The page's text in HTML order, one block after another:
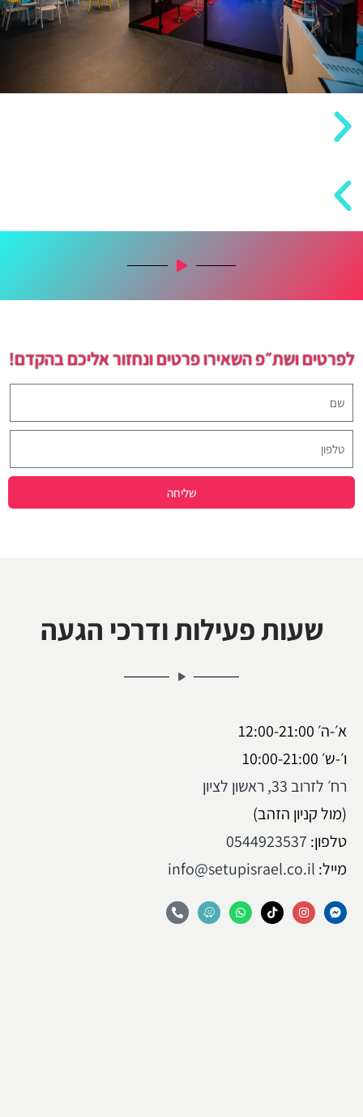
לפרטים ושת״פ השאירו פרטים ונחזור אליכם בהקדם!
שליחה
שעות פעילות ודרכי הגעה
א׳-ה׳ 12:00-21:00
ו׳-ש׳ 10:00-21:00
רח׳ לזרוב 33, ראשון לציון
(מול קניון הזהב)
0544923537 :טלפון
info@setupisrael.co.il :מייל